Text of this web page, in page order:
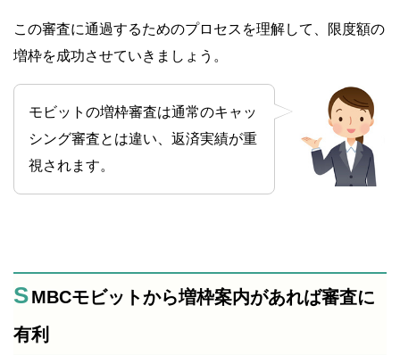
この審査に通過するためのプロセスを理解して、限度額の
増枠を成功させていきましょう。
モビットの増枠審査は通常のキャッ
シング審査とは違い、返済実績が重
視されます。
SMBCモビットから増枠案内があれば審査に
有利